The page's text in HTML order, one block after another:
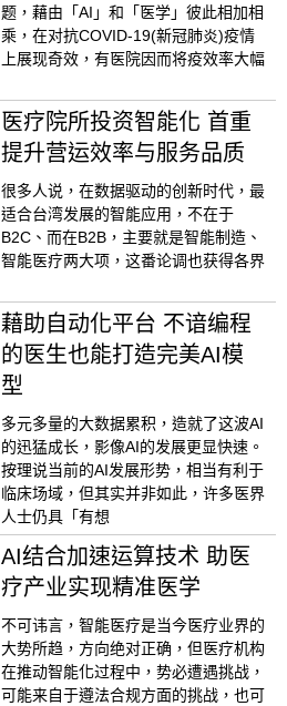
题，藉由「AI」和「医学」彼此相加相
乘，在对抗COVID-19(新冠肺炎)疫情
上展现奇效，有医院因而将疫效率大幅
医疗院所投资智能化 首重
提升营运效率与服务品质
很多人说，在数据驱动的创新时代，最
适合台湾发展的智能应用，不在于
B2C、而在B2B，主要就是智能制造、
智能医疗两大项，这番论调也获得各界
藉助自动化平台 不谙编程
的医生也能打造完美AI模
型
多元多量的大数据累积，造就了这波AI
的迅猛成长，影像AI的发展更显快速。
按理说当前的AI发展形势，相当有利于
临床场域，但其实并非如此，许多医界
人士仍具「有想
AI结合加速运算技术 助医
疗产业实现精准医学
不可讳言，智能医疗是当今医疗业界的
大势所趋，方向绝对正确，但医疗机构
在推动智能化过程中，势必遭遇挑战，
可能来自于遵法合规方面的挑战，也可